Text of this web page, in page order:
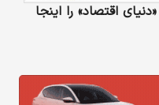
اقتصاد» را اینجا